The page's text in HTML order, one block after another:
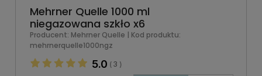
Mehrner Quelle 1000 ml
niegazowana szkło x6
Producent: Mehrner Quelle | Kod produktu:
mehrnerquelle1000ngz
5.0 ( 3 )